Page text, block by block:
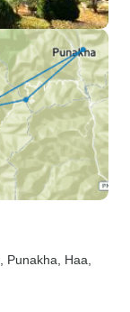
, Punakha , Haa